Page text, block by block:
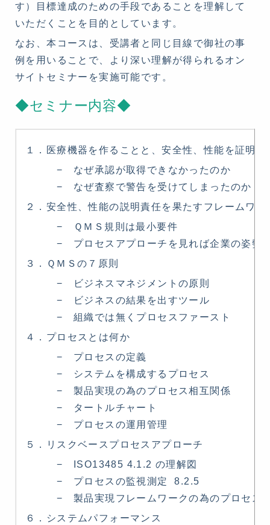
す）目標達成のための手段であることを理解して
いただくことを目的としています。
なお、本コースは、受講者と同じ目線で御社の事
例を用いることで、より深い理解が得られるオン
サイトセミナーを実施可能です。
◆セミナー内容◆
１．医療機器を作ることと、安全性、性能を証明
− なぜ承認が取得できなかったのか
− なぜ査察で警告を受けてしまったのか
２．安全性、性能の説明責任を果たすフレームワー
− ＱＭＳ規則は最小要件
− プロセスアプローチを見れば企業の姿勢が
３．ＱＭＳの７原則
− ビジネスマネジメントの原則
− ビジネスの結果を出すツール
− 組織では無くプロセスファースト
４．プロセスとは何か
− プロセスの定義
− システムを構成するプロセス
− 製品実現の為のプロセス相互関係
− タートルチャート
− プロセスの運用管理
５．リスクベースプロセスアプローチ
− ISO13485 4.1.2 の理解図
− プロセスの監視測定 8.2.5
− 製品実現フレームワークの為のプロセス
６．システムパフォーマンス